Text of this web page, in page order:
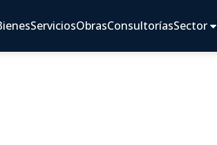
ServiciosObrasConsultoríasSector